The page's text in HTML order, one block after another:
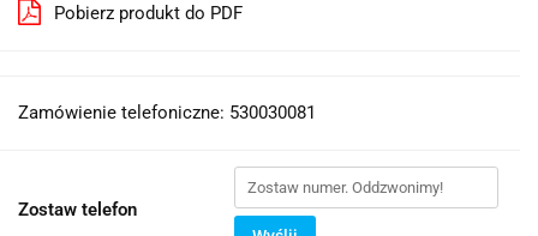
Pobierz produkt do PDF
Zamówienie telefoniczne: 530030081
Zostaw telefon